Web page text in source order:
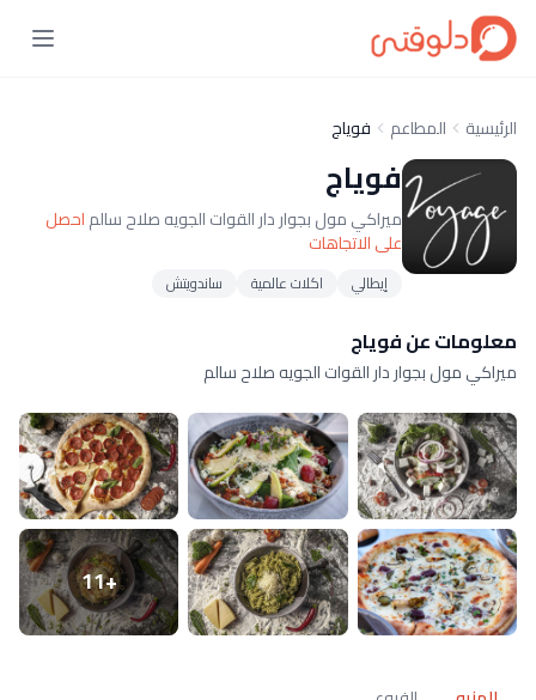
الرئيسية المطاعم فوياج
فوياج
ميراكي مول بجوار دار القوات الجويه صلاح سالماحصل
على الاتجاهات
إيطالي اكلات عالمية ساندويتش
معلومات عن فوياج
ميراكي مول بجوار دار القوات الجويه صلاح سالم
+11